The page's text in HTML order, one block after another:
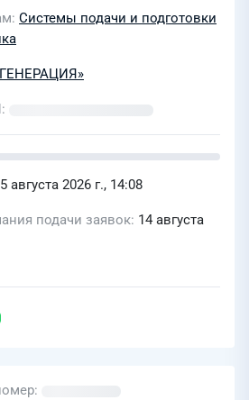
в 2027 году
Системы подачи и подготовки
августа 2026 г., 14:08
подачи заявок 14 августа